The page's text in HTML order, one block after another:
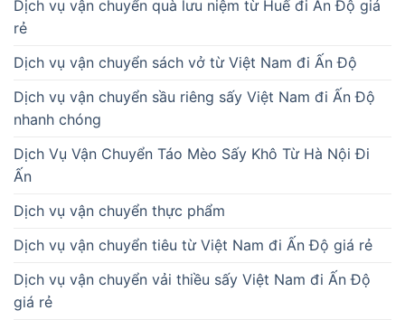
Dịch vụ vận chuyển thực phẩm
giá rẻ
Dịch vụ xuất khẩu
Gửi chickpeas về Việt Nam India Post
Gửi cumin seeds về Việt Nam India Post
Gửi hàng châu Âu
Gửi hàng đi Ấn Độ